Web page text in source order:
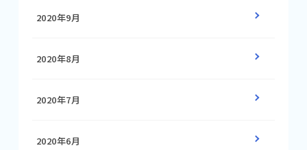
2020年9月
2020年8月
2020年7月
2020年6月